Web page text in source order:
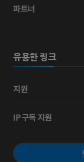
파트너
유용한 링크
지원
IP 구독 지원